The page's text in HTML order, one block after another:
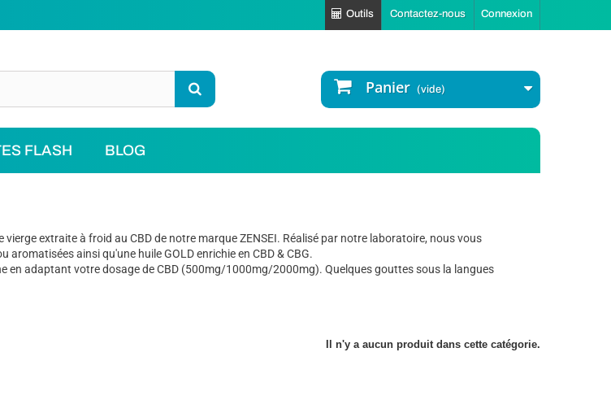
Connexion
Contactez-nous
Outils
Panier (vide)
FLASH BLOG
vierge extraite à froid au CBD de notre marque ZENSEI. Réalisé par notre laboratoire, nous vous
aromatisées ainsi qu'une huile GOLD enrichie en CBD & CBG.
en adaptant votre dosage de CBD (500mg/1000mg/2000mg). Quelques gouttes sous la langues
Il n'y a aucun produit dans cette catégorie.